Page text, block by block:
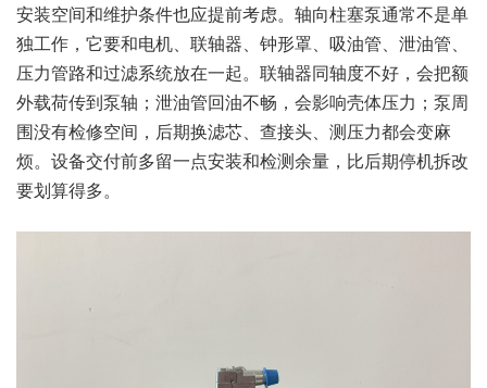
安装空间和维护条件也应提前考虑。轴向柱塞泵通常不是单
独工作，它要和电机、联轴器、钟形罩、吸油管、泄油管、
压力管路和过滤系统放在一起。联轴器同轴度不好，会把额
外载荷传到泵轴；泄油管回油不畅，会影响壳体压力；泵周
围没有检修空间，后期换滤芯、查接头、测压力都会变麻
烦。设备交付前多留一点安装和检测余量，比后期停机拆改
要划算得多。